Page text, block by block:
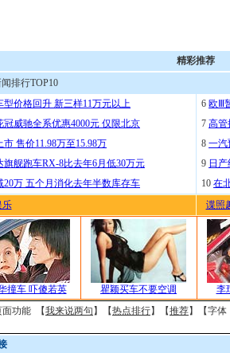
精彩推荐
排行TOP10
型价格回升 新三样11万元以上
冠威驰全系优惠4000元 仅限北京
市 售价11.98万至15.98万
旗舰跑车RX-8比去年6月低30万元
20万 五个月消化去年半数库存车
6 欧Ⅲ
7 高管
8 一汽
9 日
10 在
乐
谍照
撞车 吓傻若英 瞿颖买车不要空调
李
面功能 【我来说两句 】【热点排行】【推荐】【字体